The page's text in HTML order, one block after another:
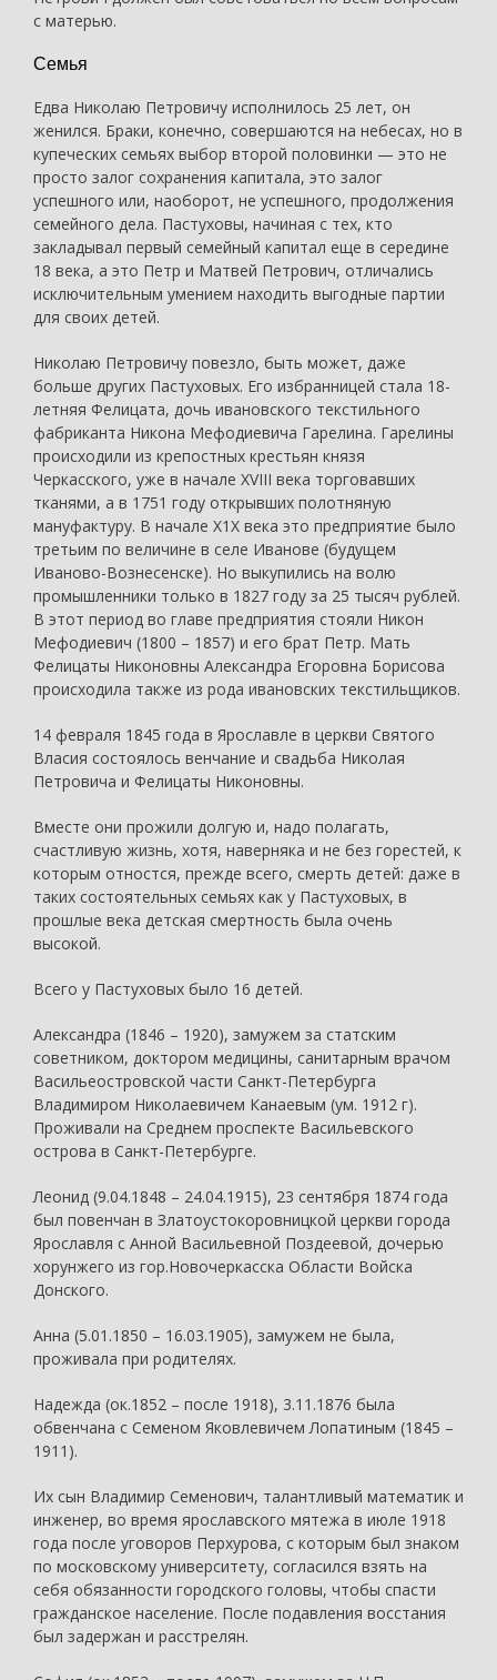
с матерью.
Семья
Едва Николаю Петровичу исполнилось 25 лет, он
женился. Браки, конечно, совершаются на небесах, но в
купеческих семьях выбор второй половинки — это не
просто залог сохранения капитала, это залог
успешного или, наоборот, не успешного, продолжения
семейного дела. Пастуховы, начиная с тех, кто
закладывал первый семейный капитал еще в середине
18 века, а это Петр и Матвей Петрович, отличались
исключительным умением находить выгодные партии
для своих детей.
Николаю Петровичу повезло, быть может, даже
больше других Пастуховых. Его избранницей стала 18-
летняя Фелицата, дочь ивановского текстильного
фабриканта Никона Мефодиевича Гарелина. Гарелины
происходили из крепостных крестьян князя
Черкасского, уже в начале XVIII века торговавших
тканями, а в 1751 году открывших полотняную
мануфактуру. В начале Х1Х века это предприятие было
третьим по величине в селе Иванове (будущем
Иваново-Вознесенске). Но выкупились на волю
промышленники только в 1827 году за 25 тысяч рублей.
В этот период во главе предприятия стояли Никон
Мефодиевич (1800 – 1857) и его брат Петр. Мать
Фелицаты Никоновны Александра Егоровна Борисова
происходила также из рода ивановских текстильщиков.
14 февраля 1845 года в Ярославле в церкви Святого
Власия состоялось венчание и свадьба Николая
Петровича и Фелицаты Никоновны.
Вместе они прожили долгую и, надо полагать,
счастливую жизнь, хотя, наверняка и не без горестей, к
которым отностся, прежде всего, смерть детей: даже в
таких состоятельных семьях как у Пастуховых, в
прошлые века детская смертность была очень
высокой.
Всего у Пастуховых было 16 детей.
Александра (1846 – 1920), замужем за статским
советником, доктором медицины, санитарным врачом
Васильеостровской части Санкт-Петербурга
Владимиром Николаевичем Канаевым (ум. 1912 г).
Проживали на Среднем проспекте Васильевского
острова в Санкт-Петербурге.
Леонид (9.04.1848 – 24.04.1915), 23 сентября 1874 года
был повенчан в Златоустокоровницкой церкви города
Ярославля с Анной Васильевной Поздеевой, дочерью
хорунжего из гор.Новочеркасска Области Войска
Донского.
Анна (5.01.1850 – 16.03.1905), замужем не была,
проживала при родителях.
Надежда (ок.1852 – после 1918), 3.11.1876 была
обвенчана с Семеном Яковлевичем Лопатиным (1845 –
1911).
Их сын Владимир Семенович, талантливый математик и
инженер, во время ярославского мятежа в июле 1918
года после уговоров Перхурова, с которым был знаком
по московскому университету, согласился взять на
себя обязанности городского головы, чтобы спасти
гражданское население. После подавления восстания
был задержан и расстрелян.